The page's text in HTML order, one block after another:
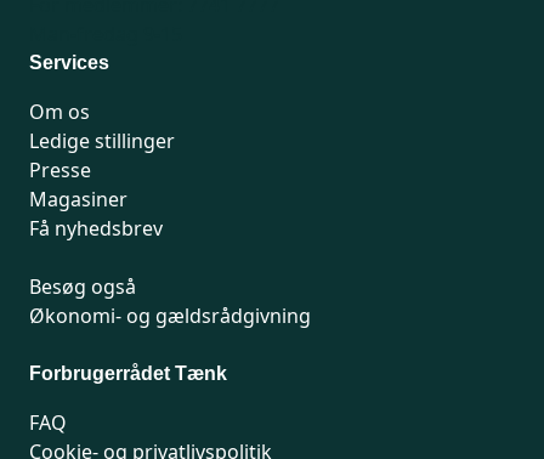
Services
Om os
Ledige stillinger
Presse
Magasiner
Få nyhedsbrev
Besøg også
Økonomi- og gældsrådgivning
Forbrugerrådet Tænk
FAQ
Cookie- og privatlivspolitik